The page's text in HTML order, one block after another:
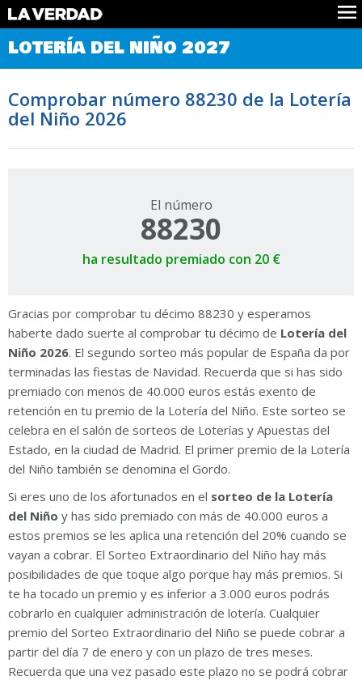
Comprobar Loteria del Niño
Premios
Noticias
Datos
Historia
LOTERÍA DEL NIÑO 2027
Comprobar número 88230 de la Lotería
del Niño 2026
El número
88230
ha resultado premiado con 20 €
Gracias por comprobar tu décimo 88230 y esperamos
haberte dado suerte al comprobar tu décimo de Lotería del
Niño 2026. El segundo sorteo más popular de España da por
terminadas las fiestas de Navidad. Recuerda que si has sido
premiado con menos de 40.000 euros estás exento de
retención en tu premio de la Lotería del Niño. Este sorteo se
celebra en el salón de sorteos de Loterías y Apuestas del
Estado, en la ciudad de Madrid. El primer premio de la Lotería
del Niño también se denomina el Gordo.
Si eres uno de los afortunados en el sorteo de la Lotería
del Niño y has sido premiado con más de 40.000 euros a
estos premios se les aplica una retención del 20% cuando se
vayan a cobrar. El Sorteo Extraordinario del Niño hay más
posibilidades de que toque algo porque hay más premios. Si
te ha tocado un premio y es inferior a 3.000 euros podrás
cobrarlo en cualquier administración de lotería. Cualquier
premio del Sorteo Extraordinario del Niño se puede cobrar a
partir del día 7 de enero y con un plazo de tres meses.
Recuerda que una vez pasado este plazo no se podrá cobrar